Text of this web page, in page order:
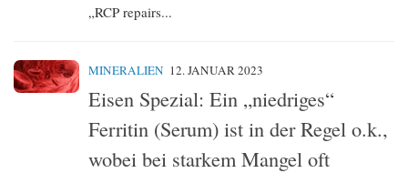
„RCP repairs...
MINERALIEN 12. JANUAR 2023
Eisen Spezial: Ein „niedriges“
Ferritin (Serum) ist in der Regel o.k.,
wobei bei starkem Mangel oft